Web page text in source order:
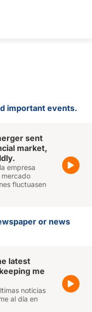
important events.
sent
market,
empresa
fluctuasen
or news
latest
me
noticias
al día en